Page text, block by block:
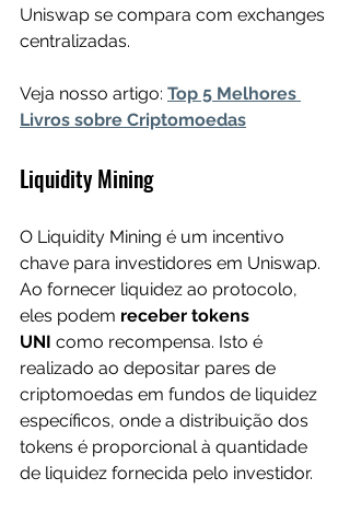
Uniswap se compara com exchanges
centralizadas.
Veja nosso artigo: Top 5 Melhores
Livros sobre Criptomoedas
Liquidity Mining
O Liquidity Mining é um incentivo
chave para investidores em Uniswap.
Ao fornecer liquidez ao protocolo,
eles podem receber tokens
UNI como recompensa. Isto é
realizado ao depositar pares de
criptomoedas em fundos de liquidez
específicos, onde a distribuição dos
tokens é proporcional à quantidade
de liquidez fornecida pelo investidor.